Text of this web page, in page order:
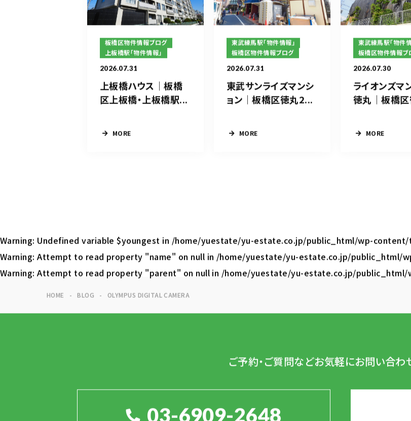
板橋区物件情報ブログ
上板橋駅「物件情報」
2026.07.31
上板橋ハウス｜板橋
区上板橋・上板橋駅...
MORE
東武練馬駅「物件情報」
板橋区物件情報ブログ
2026.07.31
東武サンライズマンシ
ョン｜板橋区徳丸2...
MORE
東武練馬駅「物件
板橋区物件情報ブ
2026.07.30
ライオンズマ
徳丸｜板橋
MORE
Warning: Undefined variable $youngest in /home/yuestate/yu-estate.co.jp/public_html/wp-content/
Warning: Attempt to read property "name" on null in /home/yuestate/yu-estate.co.jp/public_html/
Warning: Attempt to read property "parent" on null in /home/yuestate/yu-estate.co.jp/
HOME BLOG OLYMPUS DIGITAL CAMERA
ご予約・ご質問などお気軽にお問い合わ
03-6909-2648